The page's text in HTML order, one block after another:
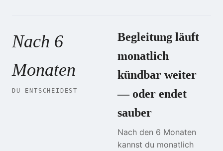
Nach 6
Monaten
DU ENTSCHEIDEST
Begleitung läuft
monatlich
kündbar weiter
— oder endet
sauber
Nach den 6 Monaten
kannst du monatlich